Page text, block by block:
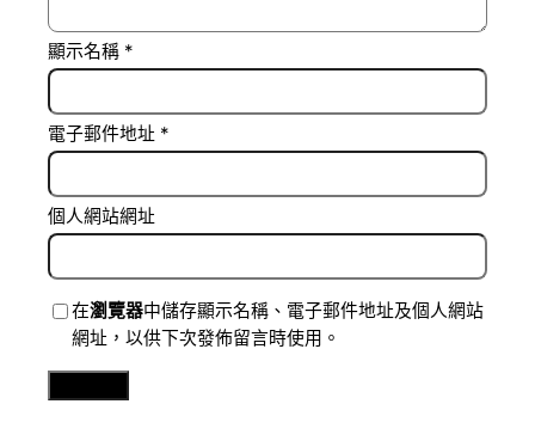
顯示名稱 *
電子郵件地址 *
個人網站網址
在瀏覽器中儲存顯示名稱、電子郵件地址及個人網站
網址，以供下次發佈留言時使用。